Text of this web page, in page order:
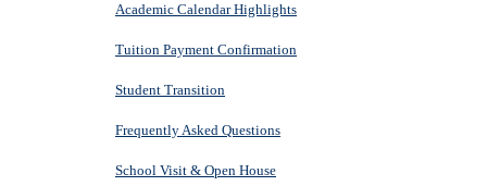
Academic Calendar Highlights
Tuition Payment Confirmation
Student Transition
Frequently Asked Questions
School Visit & Open House